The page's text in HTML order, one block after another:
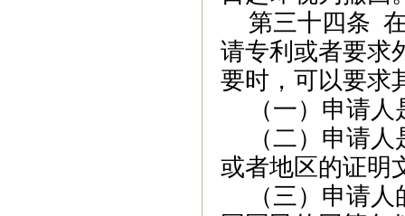
第三十四条
请专利或者要求
要时，可以要求
（一） 申请人
（二）申请
或者地区的证明
（三）申请